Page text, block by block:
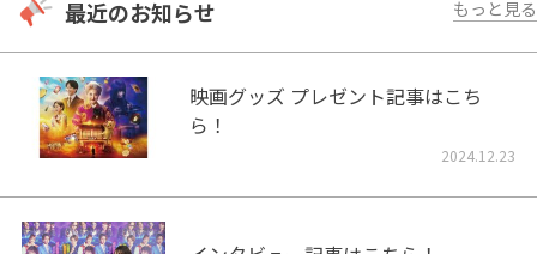
最近のお知らせ もっと見る
映画グッズ プレゼント記事はこち
ら！
2024.12.23